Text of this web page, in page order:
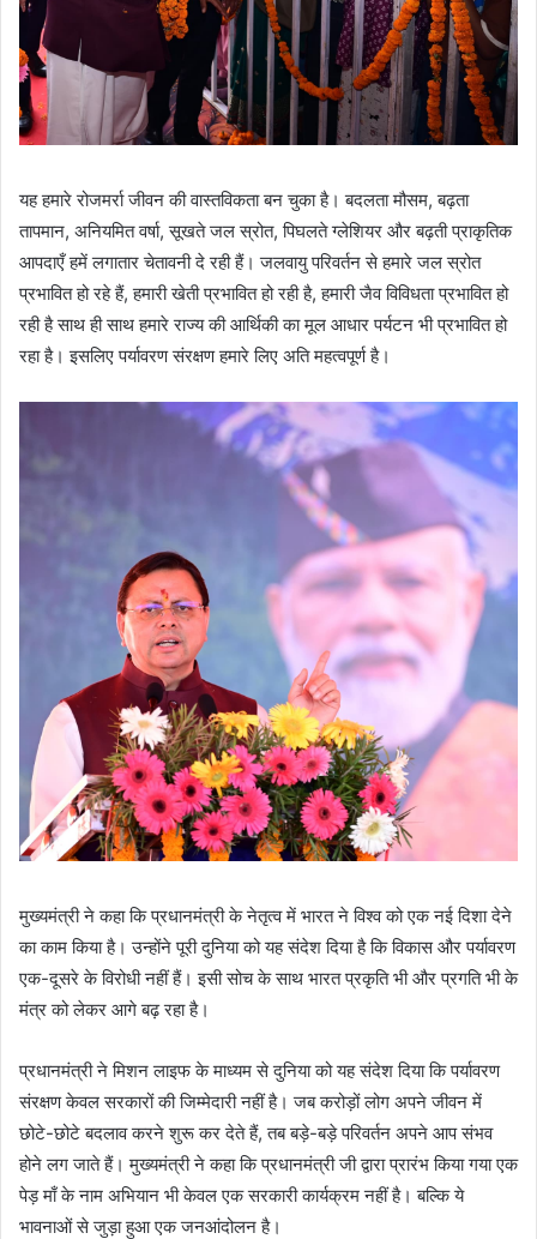
यह हमारे रोजमर्रा जीवन की वास्तविकता बन चुका है। बदलता मौसम, बढ़ता
तापमान, अनियमित वर्षा, सूखते जल स्रोत, पिघलते ग्लेशियर और बढ़ती प्राकृतिक
आपदाएँ हमें लगातार चेतावनी दे रही हैं। जलवायु परिवर्तन से हमारे जल स्रोत
प्रभावित हो रहे हैं, हमारी खेती प्रभावित हो रही है, हमारी जैव विविधता प्रभावित हो
रही है साथ ही साथ हमारे राज्य की आर्थिकी का मूल आधार पर्यटन भी प्रभावित हो
रहा है। इसलिए पर्यावरण संरक्षण हमारे लिए अति महत्वपूर्ण है।
मुख्यमंत्री ने कहा कि प्रधानमंत्री के नेतृत्व में भारत ने विश्व को एक नई दिशा देने
का काम किया है। उन्होंने पूरी दुनिया को यह संदेश दिया है कि विकास और पर्यावरण
एक-दूसरे के विरोधी नहीं हैं। इसी सोच के साथ भारत प्रकृति भी और प्रगति भी के
मंत्र को लेकर आगे बढ़ रहा है।
प्रधानमंत्री ने मिशन लाइफ के माध्यम से दुनिया को यह संदेश दिया कि पर्यावरण
संरक्षण केवल सरकारों की जिम्मेदारी नहीं है। जब करोड़ों लोग अपने जीवन में
छोटे-छोटे बदलाव करने शुरू कर देते हैं, तब बड़े-बड़े परिवर्तन अपने आप संभव
होने लग जाते हैं। मुख्यमंत्री ने कहा कि प्रधानमंत्री जी द्वारा प्रारंभ किया गया एक
पेड़ माँ के नाम अभियान भी केवल एक सरकारी कार्यक्रम नहीं है। बल्कि ये
भावनाओं से जुड़ा हुआ एक जनआंदोलन है।